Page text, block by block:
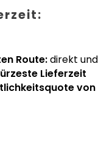
Route:direkt und
Lieferzeit
von